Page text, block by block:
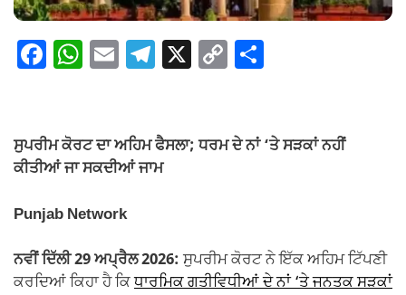
F
e
b
o
o
k
W
s
A
p
p
E T
gr
a
X C
y e
ਸੁਪਰੀਮ ਕੋਰਟ ਦਾ ਅਹਿਮ ਫੈਸਲਾ; ਧਰਮ ਦੇ ਨਾਂ ‘ਤੇ ਸੜਕਾਂ ਨਹੀਂ
ਕੀਤੀਆਂ ਜਾ ਸਕਦੀਆਂ ਜਾਮ
Punjab Network
ਨਵੀਂ ਦਿੱਲੀ 29 ਅਪ੍ਰੈਲ 2026: ਸੁਪਰੀਮ ਕੋਰਟ ਨੇ ਇੱਕ ਅਹਿਮ ਟਿੱਪਣੀ
ਕਰਦਿਆਂ ਕਿਹਾ ਹੈ ਕਿਧਾਰਮਿਕ ਗਤੀਵਿਧੀਆਂ ਦੇ ਨਾਂ ‘ਤੇ ਜਨਤਕ ਸੜਕਾਂ